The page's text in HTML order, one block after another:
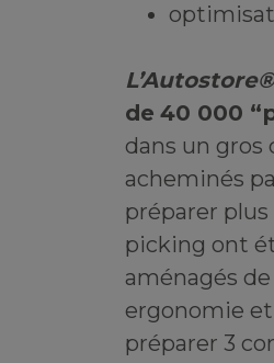
L’Autostore®
de 40 000
dans un gros
acheminés
préparer
picking ont
aménagés
ergonomie
préparer 3